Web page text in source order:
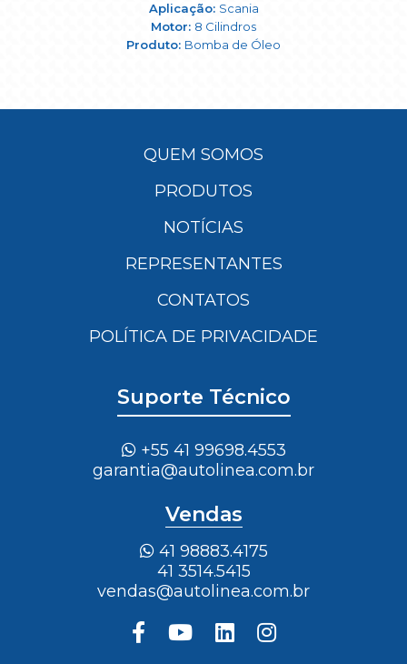
Scania
8 Cilindros
Bomba de Óleo
QUEM SOMOS
PRODUTOS
NOTÍCIAS
REPRESENTANTES
CONTATOS
POLÍTICA DE PRIVACIDADE
Suporte Técnico
+55 41 99698.4553
garantia@autolinea.com.br
Vendas
41 98883.4175
41 3514.5415
vendas@autolinea.com.br